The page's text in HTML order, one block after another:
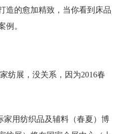
造的愈加精致，当你看到床品
例。
纺展，没关系，因为2016春
用纺织品及辅料（春夏）博